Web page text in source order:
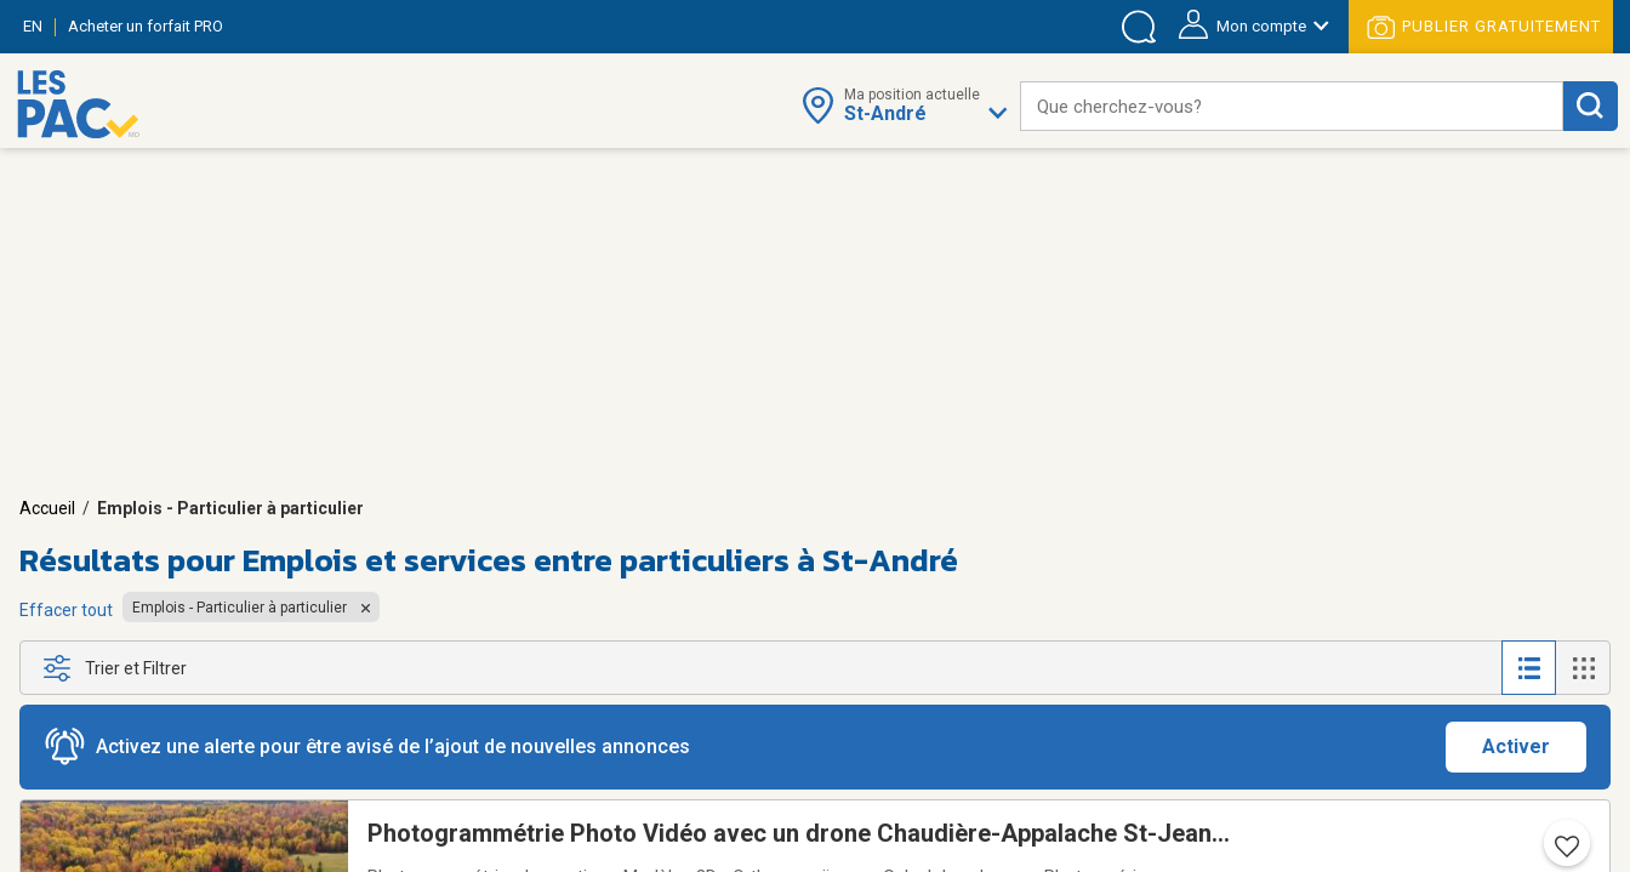
EN Acheter un forfait PRO Mon compte PUBLIER GRATUITEMENT
Ma position actuelle
St-André Que cherchez-vous?
Accueil / Emplois - Particulier à particulier
Résultats pourEmplois et services entre particuliers à St-André
Effacer tout Emplois - Particulier à particulier
Trier et Filtrer
Activez une alerte pour être avisé de l’ajout de nouvelles annonces Activer
Photogrammétrie Photo Vidéo avec un drone Chaudière-Appalache St-Jean